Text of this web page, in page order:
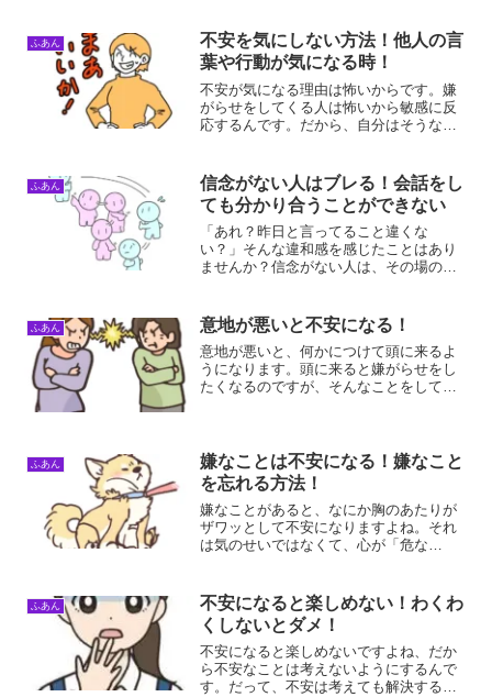
ふあん
不安を気にしない方法！他人の言
葉や行動が気になる時！
不安が気になる理由は怖いからです。嫌
がらせをしてくる人は怖いから敏感に反
応するんです。だから、自分はそうなら
安を気にしない方法不安を気にしない方
法は、相手のことを可哀そ...
ふあん
信念がない人はブレる！会話をし
ても分かり合うことができない
「あれ？昨日と言ってること違くな
い？」そんな違和感を感じたことはあり
ませんか？信念がない人は、その場の思
しても分かり合うことができません。こ
の記事では、信念がないとなぜ...
ふあん 意地が悪いと不安になる！
意地が悪いと、何かにつけて頭に来るよ
うになります。頭に来ると嫌がらせをし
たくなるのですが、そんなことをしても
よ。意地が悪いと不安になる...
ふあん
嫌なことは不安になる！嫌なこと
を忘れる方法！
嫌なことがあると、なにか胸のあたりが
ザワッとして不安になりますよね。それ
は気のせいではなくて、心が「危な
が不安につながるのか？と、不安をちょ
っとラクにする考え方をまとめ...
ふあん
不安になると楽しめない！わくわ
くしないとダメ！
不安になると楽しめないですよね、だか
ら不安なことは考えないようにするんで
す。だって、不安は考えても解決するこ